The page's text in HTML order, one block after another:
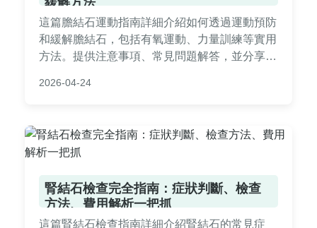
這篇膽結石運動指南詳細介紹如何透過運動預防
和緩解膽結石，包括有氧運動、力量訓練等實用
方法。提供注意事項、常見問題解答，並分享個
醫學知識，適合所有關注膽結石管理的人閱讀。
2026-04-24
腎結石檢查完全指南：症狀判斷、檢查
方法、費用解析一把抓
這篇腎結石檢查指南詳細介紹腎結石的常見症